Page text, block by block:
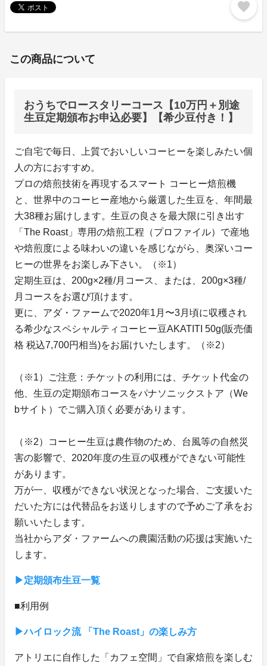
favorite
この商品について
おうちでロースタリーコース【10万円＋別途
生豆定期頒布お申込必要】【希少豆付き！】
ご自宅で毎日、上質でおいしいコーヒーを楽しみたい個
人の方におすすめ。
プロの焙煎技術を再現するスマート コーヒー焙煎機
と、世界中のコーヒー産地から厳選した生豆を、年間最
大38種お届けします。生豆の良さを最大限に引き出す
「The Roast」専用の焙煎工程（プロファイル）で産地
や焙煎度による味わいの違いを感じながら、奥深いコー
ヒーの世界をお楽しみ下さい。（※1）
定期生豆は、200g×2種/月コース、または、200g×3種/
月コースをお選び頂けます。
更に、アダ・ファームで2020年1月〜3月頃に収穫され
る希少なスペシャルティコーヒー豆AKATITI 50g(販売価
格 税込7,700円相当)をお届けいたします。（※2）
（※1）ご注意：チケットの利用には、チケット代金の
他、生豆の定期頒布コースをパナソニックストア（We
bサイト）でご購入頂く必要があります。
（※2）コーヒー生豆は農作物のため、台風等の自然災
害の影響で、2020年度の生豆の収穫ができない可能性
があります。
万が一、収穫ができない状況となった場合、ご支援いた
だいた方には代替品をお送りしますので予めご了承をお
願いいたします。
当社からアダ・ファームへの農園活動の応援は実施いた
します。
▶定期頒布生豆一覧
■利用例
▶ハイロック流 「The Roast」の楽しみ方
アトリエに自作した「カフェ空間」で自家焙煎を楽しむ